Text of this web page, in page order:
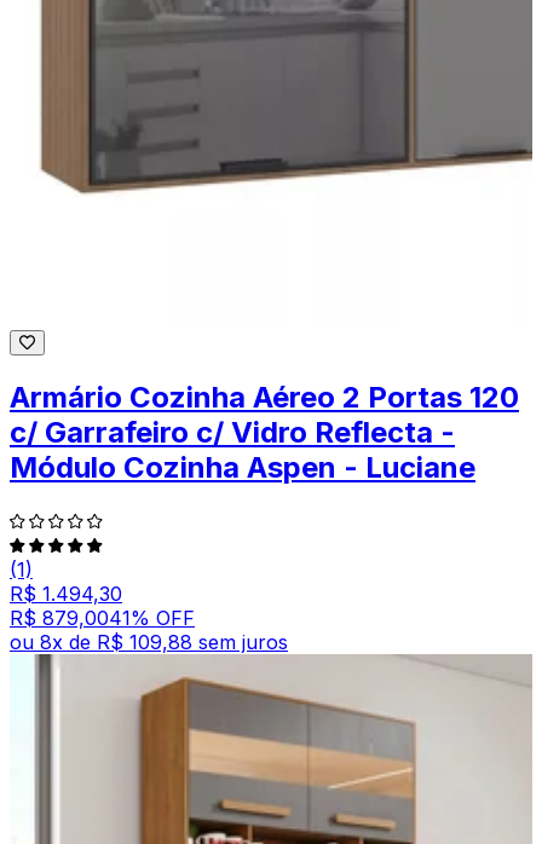
Armário Cozinha Aéreo 2 Portas 120
c/ Garrafeiro c/ Vidro Reflecta -
Módulo Cozinha Aspen - Luciane
(1)
R$ 1.494,30
R$ 879,0041% OFF
ou 8x de R$ 109,88 sem juros